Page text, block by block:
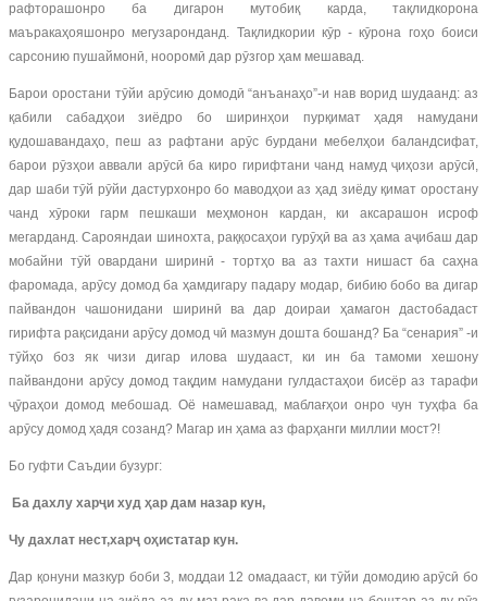
рафторашонро ба дигарон мутобиқ карда, тақлидкорона
маъракаҳояшонро мегузаронданд. Тақлидкории кӯр - кӯрона гоҳо боиси
сарсонию пушаймонӣ, нооромӣ дар рӯзгор ҳам мешавад.
Барои оростани тӯйи арӯсию домодӣ “анъанаҳо”-и нав ворид шудаанд: аз
қабили сабадҳои зиёдро бо ширинҳои пурқимат ҳадя намудани
қудошавандаҳо, пеш аз рафтани арӯс бурдани мебелҳои баландсифат,
барои рӯзҳои аввали арӯсӣ ба киро гирифтани чанд намуд ҷиҳози арӯсӣ,
дар шаби тӯй рӯйи дастурхонро бо маводҳои аз ҳад зиёду қимат оростану
чанд хӯроки гарм пешкаши меҳмонон кардан, ки аксарашон исроф
мегарданд. Сарояндаи шинохта, раққосаҳои гурӯҳӣ ва аз ҳама аҷибаш дар
мобайни тӯй овардани ширинӣ - тортҳо ва аз тахти нишаст ба саҳна
фаромада, арӯсу домод ба ҳамдигару падару модар, бибию бобо ва дигар
пайвандон чашонидани ширинӣ ва дар доираи ҳамагон дастобадаст
гирифта рақсидани арӯсу домод чӣ мазмун дошта бошанд? Ба “сенария” -и
тӯйҳо боз як чизи дигар илова шудааст, ки ин ба тамоми хешону
пайвандони арӯсу домод тақдим намудани гулдастаҳои бисёр аз тарафи
ҷӯраҳои домод мебошад. Оё намешавад, маблағҳои онро чун туҳфа ба
арӯсу домод ҳадя созанд? Магар ин ҳама аз фарҳанги миллии мост?!
Бо гуфти Саъдии бузург:
Ба дахлу харҷи худ ҳар дам назар кун,
Чу дахлат нест,харҷ оҳистатар кун.
Дар қонуни мазкур боби 3, моддаи 12 омадааст, ки тӯйи домодию арӯсӣ бо